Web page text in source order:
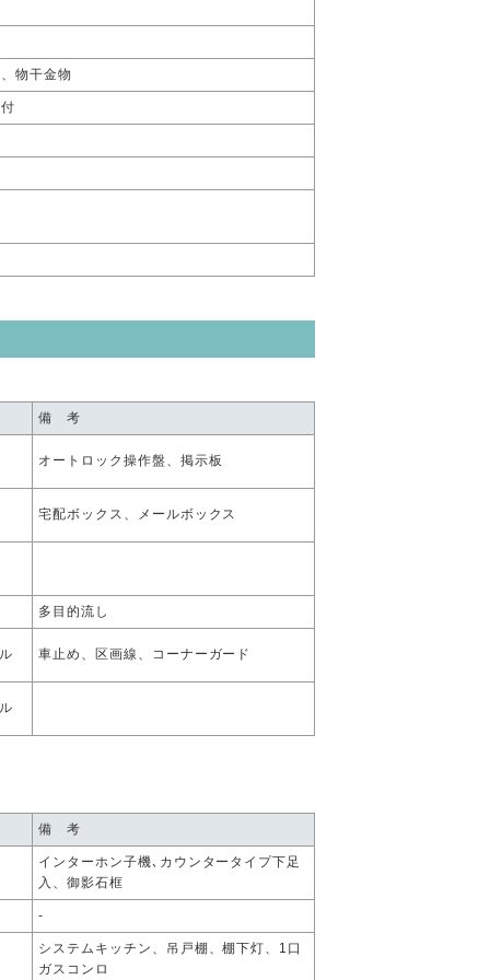
物干金物
備 考
オートロック操作盤、掲示板
宅配ボックス、メールボックス
多目的流し
車止め、区画線、コーナーガード
備 考
インターホン子機､カウンタータイプ下足
入、御影石框
-
システムキッチン、吊戸棚、棚下灯、1口
ガスコンロ